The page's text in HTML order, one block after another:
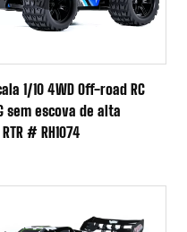
1/10 4WD Off-road RC
sem escova de alta
# RH1074